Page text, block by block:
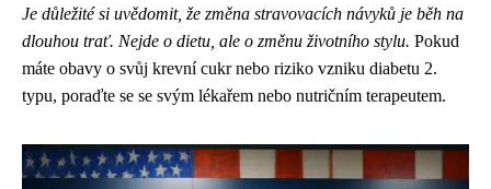
Je důležité si uvědomit, že změna stravovacích návyků je běh na
dlouhou trať. Nejde o dietu, ale o změnu životního stylu. Pokud
máte obavy o svůj krevní cukr nebo riziko vzniku diabetu 2.
typu, poraďte se se svým lékařem nebo nutričním terapeutem.